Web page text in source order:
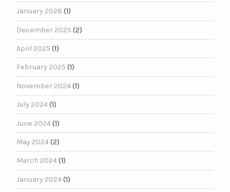
January 2026 (1)
December 2025 (2)
April 2025 (1)
February 2025 (1)
November 2024(1)
July 2024(1)
June 2024(1)
May 2024(2)
March 2024(1)
January 2024(1)